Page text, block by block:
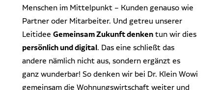
Menschen im Mittelpunkt – Kunden genauso wie
Partner oder Mitarbeiter. Und getreu unserer
Leitidee Gemeinsam Zukunft denkentun wir dies
persönlich und digital. Das eine schließt das
andere nämlich nicht aus, sondern ergänzt es
ganz wunderbar! So denken wir bei Dr. Klein Wowi
gemeinsam die Wohnungswirtschaft weiter und